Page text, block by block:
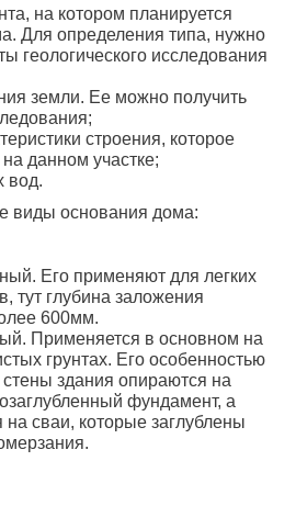
на котором планируется
Для определения типа, нужно
геологического исследования
земли. Ее можно получить
строения, которое
данном участке;
вод.
виды основания дома:
Его применяют для легких
тут глубина заложения
600мм.
Применяется в основном на
грунтах. Его особенностью
стены здания опираются на
фундамент, а
на сваи, которые заглублены